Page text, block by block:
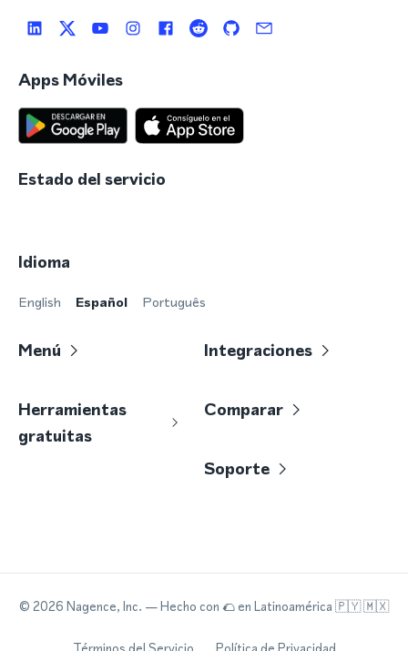
Apps Móviles
Estado del servicio
Idioma
English Español Português
Menú Integraciones
Herramientas
gratuitas
Comparar
Soporte
© 2026 Nagence, Inc. — Hecho con 🌮 en Latinoamérica 🇵🇾 🇲🇽